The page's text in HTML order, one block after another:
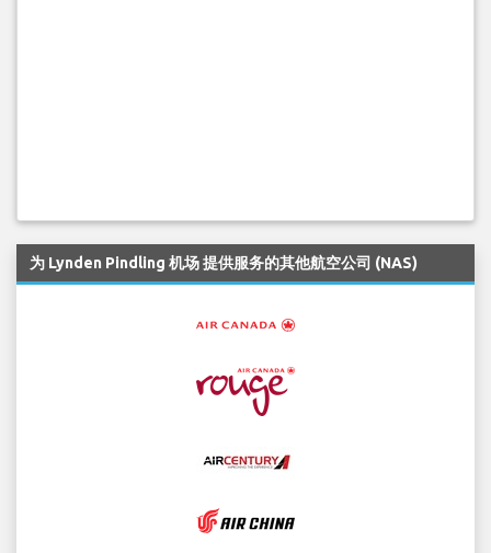
为 Lynden Pindling 机场 提供服务的其他航空公司 (NAS)